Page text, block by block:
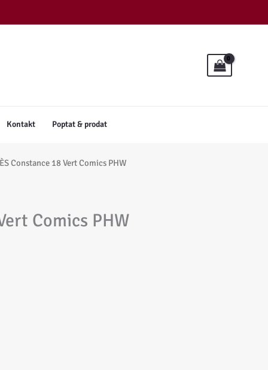
Kontakt Poptat & prodat
Constance 18 Vert Comics PHW
Comics PHW